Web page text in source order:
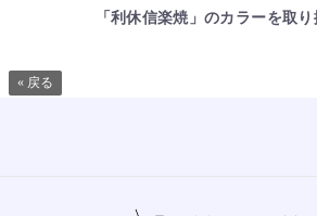
「利休信楽焼」のカラーを取
« 戻る